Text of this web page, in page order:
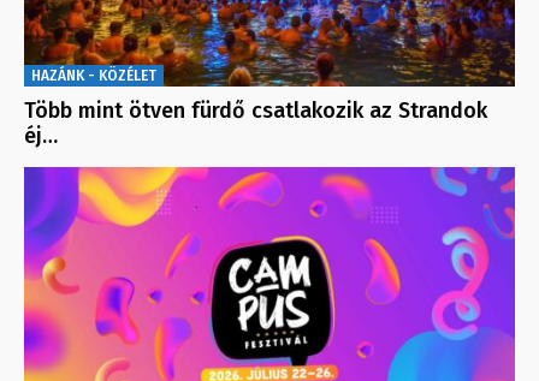
HAZÁNK - KÖZÉLET
Több mint ötven fürdő csatlakozik az Strandok
éj…